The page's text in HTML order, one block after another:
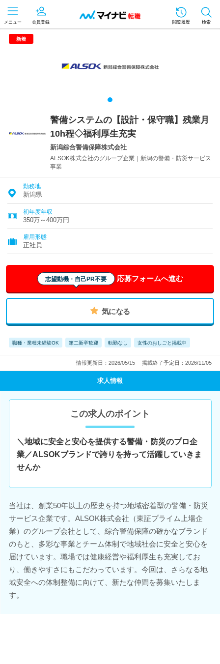
メニュー 会員登録 閲覧履歴 検索
新着
警備システムの【設計・保守職】残業月
10h程◇福利厚生充実
新潟綜合警備保障株式会社
ALSOK株式会社のグループ企業｜新潟の警備・防災サービス
事業
勤務地
新潟県
初年度年収
350万～400万円
雇用形態
正社員
志望動機・自己PR不要 応募フォームへ進む
気になる
職種・業種未経験OK 第二新卒歓迎 転勤なし 女性のおしごと掲載中
情報更新日：2026/05/15 掲載終了予定日：2026/11/05
求人情報
この求人のポイント
＼地域に安全と安心を提供する警備・防災のプロ企
業／ALSOKブランドで誇りを持って活躍していきま
せんか
当社は、創業50年以上の歴史を持つ地域密着型の警備・防災
サービス企業です。ALSOK株式会社（東証プライム上場企
業）のグループ会社として、綜合警備保障の確かなブランド
のもと、多彩な事業とチーム体制で地域社会に安全と安心を
届けています。職場では健康経営や福利厚生も充実してお
り、働きやすさにもこだわっています。今回は、さらなる地
域安全への体制整備に向けて、新たな仲間を募集いたしま
す。